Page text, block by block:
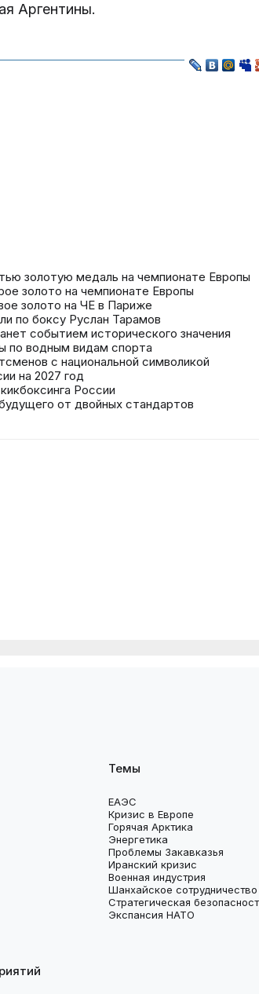
Аргентины.
золотую медаль на чемпионате Европы
золото на чемпионате Европы
золото на ЧЕ в Париже
по боксу Руслан Тарамов
событием исторического значения
по водным видам спорта
с национальной символикой
на 2027 год
России
от двойных стандартов
Темы
ЕАЭС
Кризис в Европе
Горячая Арктика
Энергетика
Проблемы Закавказья
Иранский кризис
Военная индустрия
Шанхайское сотрудничество
Стратегическая
Экспансия НАТО